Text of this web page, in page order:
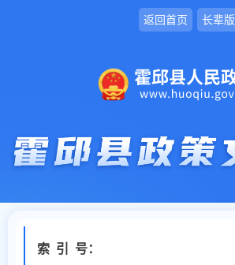
返回首页 长辈版
索 引 号：